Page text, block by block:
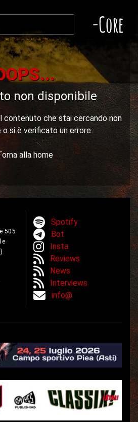
-Core
non disponibile
contenuto che stai cercando non
o si è verificato un errore.
alla home
505
Spotify
Bot
Insta
Reviews
News
Interviews
info@